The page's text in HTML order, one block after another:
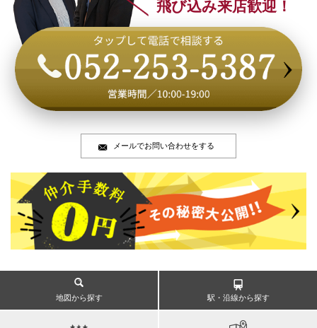
飛び込み来店歓迎！
メールでお問い合わせをする
地図から探す 駅・沿線から探す